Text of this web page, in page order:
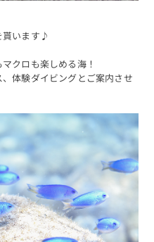
貰います♪
クロも楽しめる海！
体験ダイビングとご案内させ